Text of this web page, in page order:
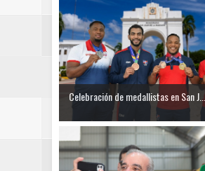
Celebración de medallistas en San J...